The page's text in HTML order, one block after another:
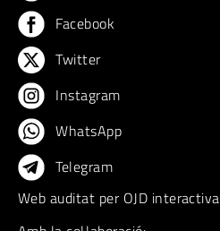
Facebook
Twitter
Instagram
WhatsApp
Telegram
Web auditat per OJD interactiva